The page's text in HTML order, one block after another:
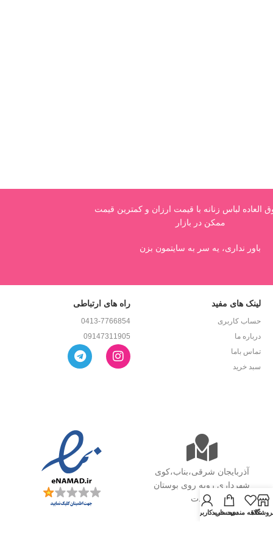
لباس زنانه با قیمت ارزان و کمترین قیمت
ممکن در بازار
باور نداری، یه سر به سایتمون بزن
لینک های مفید
حساب کاربری
درباره ما
تماس باما
سبد خرید
راه های ارتباطی
0413-7766854
09147311905
آذربایجان شرقی،بناب،کوی
شهرداری روبه روی بوستان
وحدت
علاقه مندیسبد خرید
حساب کاربری من